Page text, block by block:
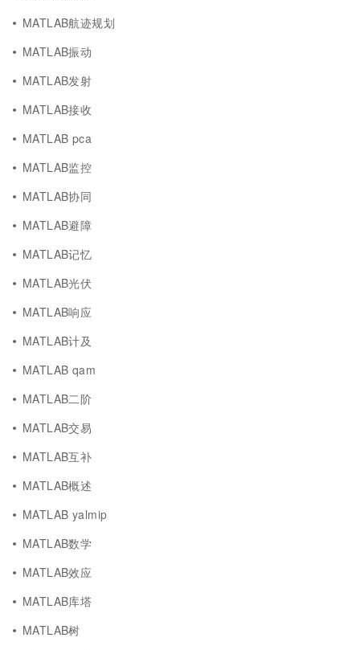
MATLAB航迹规划
MATLAB振动
MATLAB发射
MATLAB接收
MATLAB pca
MATLAB监控
MATLAB协同
MATLAB避障
MATLAB记忆
MATLAB光伏
MATLAB响应
MATLAB计及
MATLAB qam
MATLAB二阶
MATLAB交易
MATLAB互补
MATLAB概述
MATLAB yalmip
MATLAB数学
MATLAB效应
MATLAB库塔
MATLAB树